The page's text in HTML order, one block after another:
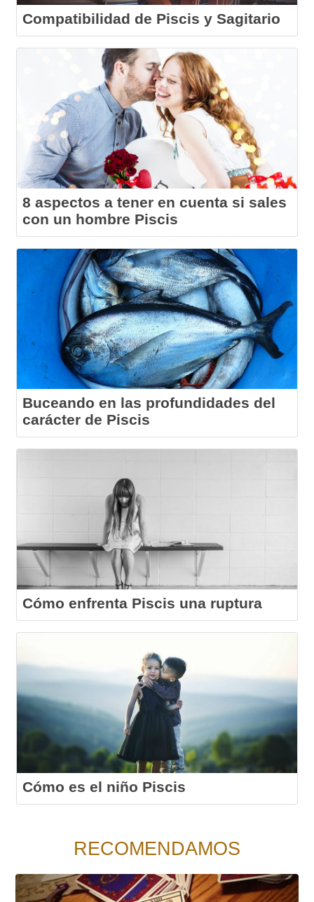
Compatibilidad de Piscis y Sagitario
8 aspectos a tener en cuenta si sales
con un hombre Piscis
Buceando en las profundidades del
carácter de Piscis
Cómo enfrenta Piscis una ruptura
Cómo es el niño Piscis
RECOMENDAMOS